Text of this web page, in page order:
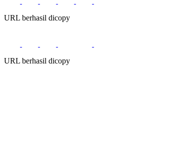
URL berhasil dicopy
URL berhasil dicopy